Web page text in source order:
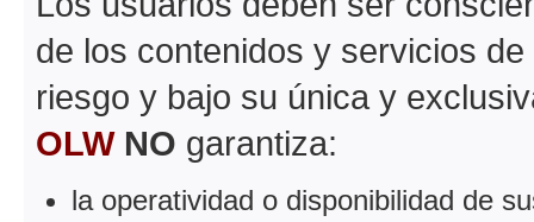
de los contenidos y servicios
riesgo y bajo su única y
OLW NO garantiza:
la operatividad o disponibilidad de